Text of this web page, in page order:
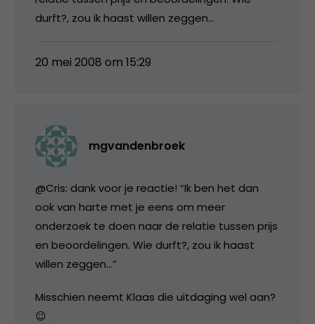
durft?, zou ik haast willen zeggen…
20 mei 2008 om 15:29
mgvandenbroek
@Cris: dank voor je reactie! “Ik ben het dan
ook van harte met je eens om meer
onderzoek te doen naar de relatie tussen prijs
en beoordelingen. Wie durft?, zou ik haast
willen zeggen…”
Misschien neemt Klaas die uitdaging wel aan?
😉